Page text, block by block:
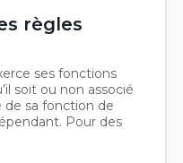
règles
ses fonctions
soit ou non associé
de sa fonction de
Pour des